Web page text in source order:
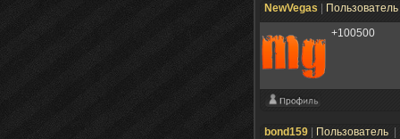
NewVegas
Пользователь
+100500
bond159 Пользователь